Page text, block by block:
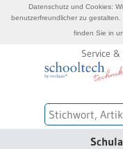
Service
Datenschutz und Cookies:
benutzerfreundlicher zu
finden Sie in